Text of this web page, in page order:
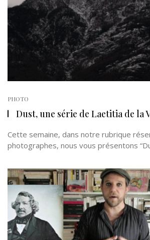
PHOTO
Dust, une série de Laetitia de la
Cette semaine, dans notre rubrique
photographes, nous vous présentons